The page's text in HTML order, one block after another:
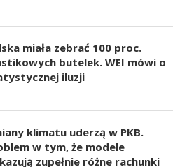
miała zebrać 100 proc.
butelek. WEI mówi o
iluzji
klimatu uderzą w PKB.
w tym, że modele
zupełnie różne rachunki